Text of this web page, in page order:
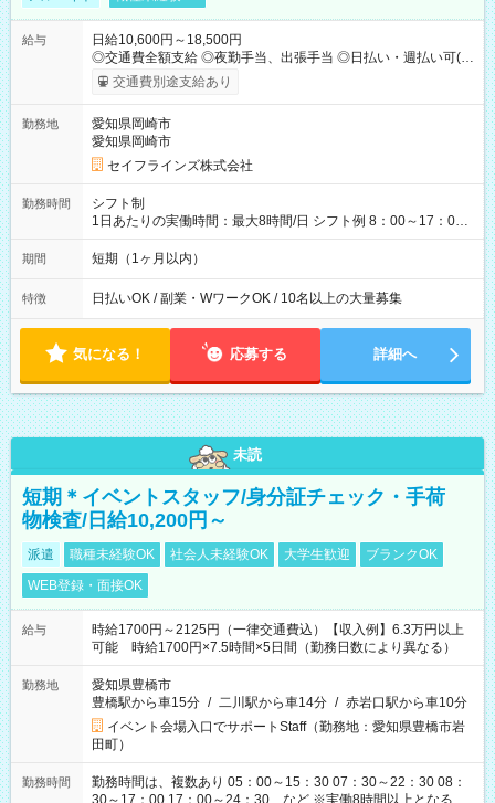
給与
日給10,600円～18,500円
◎交通費全額支給 ◎夜勤手当、出張手当 ◎日払い・週払い可(希
望者／条件有) ＜月収例＞ 日給10,600円×22日稼働＝23.5万円/
試用期間の長さ：3ヶ月 雇用形態、給与は本採用時と同じです。
交通費別途支給あり
勤務地
愛知県岡崎市
愛知県岡崎市
セイフラインズ株式会社
勤務時間
シフト制
1日あたりの実働時間：最大8時間/日 シフト例 8：00～17：00
21：00～6：00 ※現場によっては多少時間は前後します ▶残業
ほとんどなし！ ▶時間より早く終わることの方が多いと思いま
も日給は同額支給！
期間 短期（1ヶ月以内）
特徴 日払いOK / 副業・WワークOK / 10名以上の大量募集
気になる！ 応募する 詳細へ
未読
短期＊イベントスタッフ/身分証チェック・手荷
物検査/日給10,200円～
派遣 職種未経験OK 社会人未経験OK 大学生歓迎
ブランクOK
WEB登録・面接OK
給与
時給1700円～2125円（一律交通費込）【収入例】6.3万円以上
可能 時給1700円×7.5時間×5日間（勤務日数により異なる）
勤務地
愛知県豊橋市
豊橋駅から車15分 / 二川駅から車14分 / 赤岩口駅から車10分
イベント会場入口でサポートStaff（勤務地：愛知県豊橋市岩
田町）
勤務時間
勤務時間は、複数あり 05：00～15：30 07：30～22：30 08：
30～17：00 17：00～24：30 など ※実働8時間以上となる勤